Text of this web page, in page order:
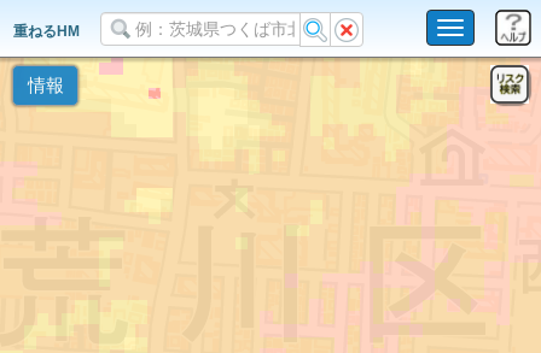
Toggle
navigation
重ねるHM
情報